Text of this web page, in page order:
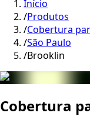
Início
/Produtos
/Cobertura
/São Paulo
/Brooklin
Cobertura